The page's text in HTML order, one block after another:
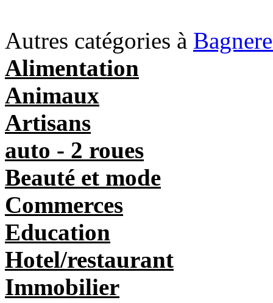
Autres catégories à
Alimentation
Animaux
Artisans
auto - 2 roues
Beauté et mode
Commerces
Education
Hotel/restaurant
Immobilier